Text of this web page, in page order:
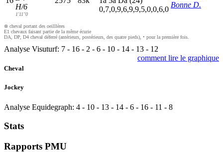
H/6
1'11"0
0,7,0,9,6,9,9,5,0,0,6,0
Bonne D.
⊗ cheval portant des oeilllères
E1 chevaux faisant partie de la même écurie
DA, DP, D4 cheval déferré (antérieurs, postérieurs, des quatre pieds), • pour la première fois.
Analyse Visuturf: 7 - 16 - 2 - 6 - 10 - 14 - 13 - 12
comment lire le graphique
Cheval
Jockey
Analyse Equidegraph: 4 - 10 - 13 - 14 - 6 - 16 - 11 - 8
Stats
Rapports PMU